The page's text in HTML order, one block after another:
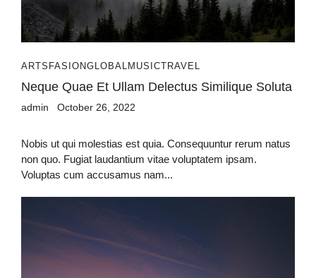
ARTS FASIONGLOBAL MUSICTRAVEL
Neque Quae Et Ullam Delectus Similique Soluta
admin October 26, 2022
Nobis ut qui molestias est quia. Consequuntur rerum natus
non quo. Fugiat laudantium vitae voluptatem ipsam.
Voluptas cum accusamus nam...